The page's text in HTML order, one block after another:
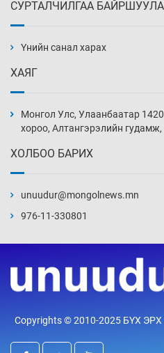
8 цаг 49 мин
9 цаг 19 мин
хэмжээг
10 цаг 19 мин
мөнгө, хүрэл
10 цаг 46 мин
СУРТАЛЧИЛГАА
Үнийн санал харах
ХАЯГ
Монгол Улс, Улаанбаатар
хороо, Алтангэрэлийн
ХОЛБОО БАРИХ
unuudur@mongolnews.mn
976-11-330801
Copyrights © 2010-2025 БҮХ